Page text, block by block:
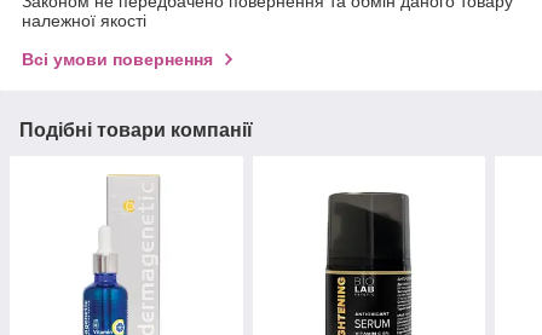
належної якості
Всі умови повернення
Подібні товари компанії